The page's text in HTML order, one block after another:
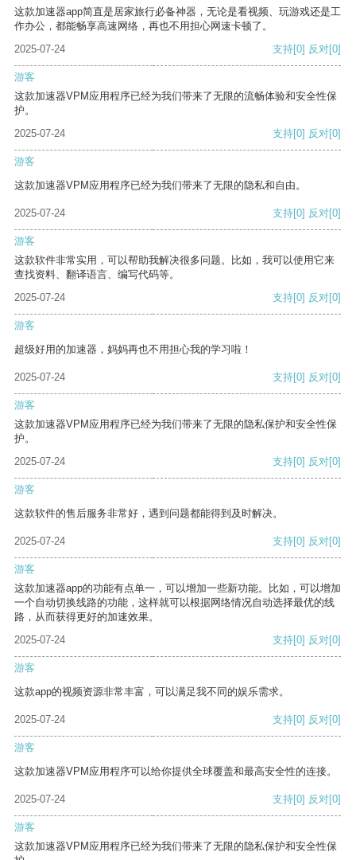
这款加速器app简直是居家旅行必备神器，无论是看视频、玩游戏还是工
作办公，都能畅享高速网络，再也不用担心网速卡顿了。
2025-07-24
支持[0] 反对[0]
游客
这款加速器VPM应用程序已经为我们带来了无限的流畅体验和安全性保
护。
2025-07-24
支持[0] 反对[0]
游客
这款加速器VPM应用程序已经为我们带来了无限的隐私和自由。
2025-07-24 支持[0] 反对[0]
游客
这款软件非常实用，可以帮助我解决很多问题。比如，我可以使用它来
查找资料、翻译语言、编写代码等。
2025-07-24
支持[0] 反对[0]
游客
超级好用的加速器，妈妈再也不用担心我的学习啦！
2025-07-24 支持[0] 反对[0]
游客
这款加速器VPM应用程序已经为我们带来了无限的隐私保护和安全性保
护。
2025-07-24
支持[0] 反对[0]
游客
这款软件的售后服务非常好，遇到问题都能得到及时解决。
2025-07-24 支持[0] 反对[0]
游客
这款加速器app的功能有点单一，可以增加一些新功能。比如，可以增加
一个自动切换线路的功能，这样就可以根据网络情况自动选择最优的线
路，从而获得更好的加速效果。
2025-07-24
支持[0] 反对[0]
游客
这款app的视频资源非常丰富，可以满足我不同的娱乐需求。
2025-07-24 支持[0] 反对[0]
游客
这款加速器VPM应用程序可以给你提供全球覆盖和最高安全性的连接。
2025-07-24 支持[0] 反对[0]
游客
这款加速器VPM应用程序已经为我们带来了无限的隐私保护和安全性保